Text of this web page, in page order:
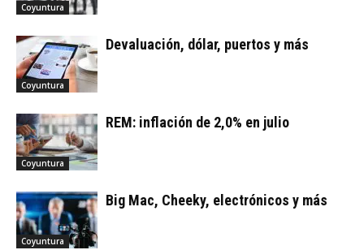
Coyuntura
Coyuntura
Devaluación, dólar, puertos y más
Coyuntura
REM: inflación de 2,0% en julio
Coyuntura
Big Mac, Cheeky, electrónicos y más